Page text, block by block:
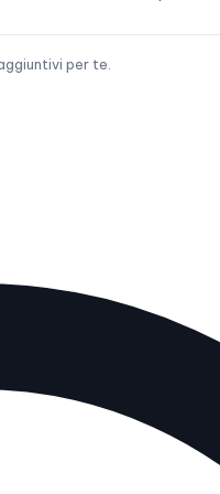
per te.